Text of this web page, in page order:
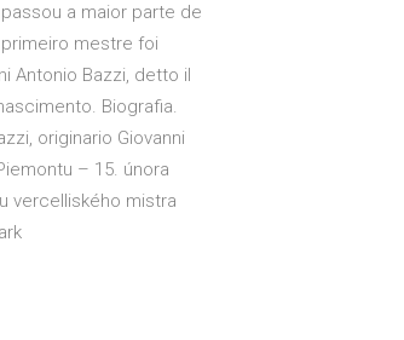
a maior parte de
mestre foi
Antonio Bazzi, detto il
Biografia.
originario Giovanni
– 15. února
vercelliského mistra